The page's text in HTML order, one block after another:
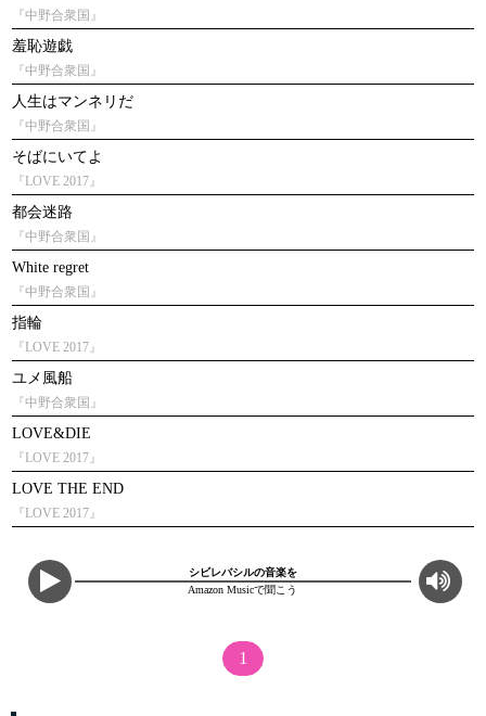
『中野合衆国』
羞恥遊戯
『中野合衆国』
人生はマンネリだ
『中野合衆国』
そばにいてよ
『LOVE 2017』
都会迷路
『中野合衆国』
White regret
『中野合衆国』
指輪
『LOVE 2017』
ユメ風船
『中野合衆国』
LOVE&DIE
『LOVE 2017』
LOVE THE END
『LOVE 2017』
シビレバシルの音楽を
Amazon Musicで聞こう
1